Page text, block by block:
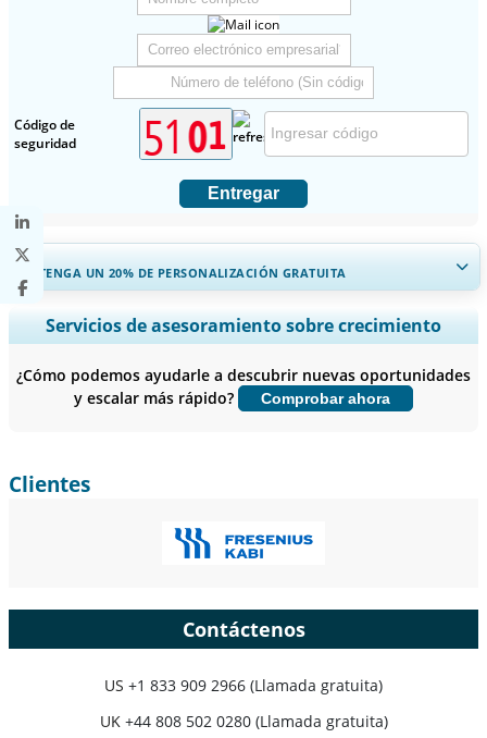
Código de
seguridad
Entregar
OBTENGA UN 20% DE PERSONALIZACIÓN GRATUITA
Ampliar la cobertura regional y por país, Análisis de segmentos,
Perfiles de empresas, Benchmarking competitivo, e información
Personalizar ahora
Servicios de asesoramiento sobre crecimiento
¿Cómo podemos ayudarle a descubrir nuevas oportunidades
y escalar más rápido?
Comprobar ahora
Clientes
Contáctenos
US +1 833 909 2966 (Llamada gratuita)
UK +44 808 502 0280 (Llamada gratuita)